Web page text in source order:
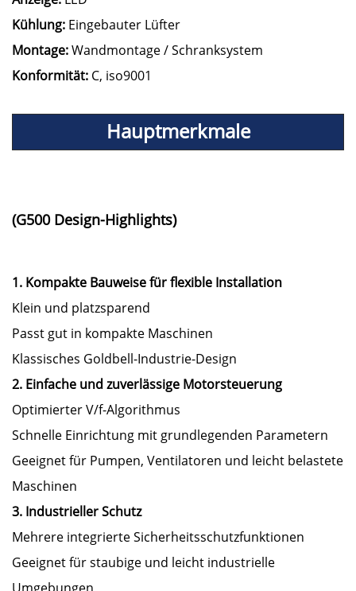
Kühlung: Eingebauter Lüfter
Montage:Wandmontage / Schranksystem
Konformität: C, iso9001
Hauptmerkmale
(G500 Design-Highlights)
1. Kompakte Bauweise für flexible Installation
Klein und platzsparend
Passt gut in kompakte Maschinen
Klassisches Goldbell-Industrie-Design
2. Einfache und zuverlässige Motorsteuerung
Optimierter V/f-Algorithmus
Schnelle Einrichtung mit grundlegenden Parametern
Geeignet für Pumpen, Ventilatoren und leicht belastete
Maschinen
3. Industrieller Schutz
Mehrere integrierte Sicherheitsschutzfunktionen
Geeignet für staubige und leicht industrielle